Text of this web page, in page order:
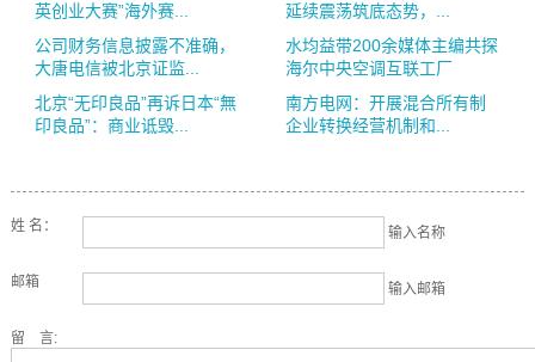
英创业大赛”海外赛...
延续震荡筑底态势，...
公司财务信息披露不准确，
大唐电信被北京证监...
水均益带200余媒体主编共探
海尔中央空调互联工厂
北京“无印良品”再诉日本“無
印良品”：商业诋毁...
南方电网：开展混合所有制
企业转换经营机制和...
姓 名： 输入名称
邮箱 输入邮箱
留 言: